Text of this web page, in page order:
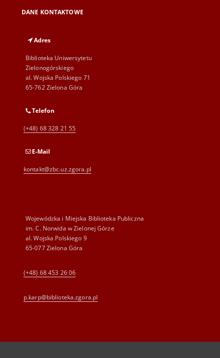
DANE KONTAKTOWE
Adres
Biblioteka Uniwersytetu
Zielonogórskiego
al. Wojska Polskiego 71
65-762 Zielona Góra
Telefon
(+48) 68 328 21 55
E-Mail
kontakt@zbc.uz.zgora.pl
Wojewódzka i Miejska Biblioteka Publiczna
im. C. Norwida w Zielonej Górze
al. Wojska Polskiego 9
65-077 Zielona Góra
(+48) 68 453 26 06
p.karp@biblioteka.zgora.pl